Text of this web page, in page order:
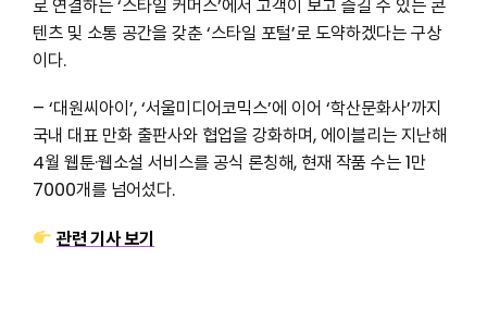
로 연결하는 ‘스타일 커머스’에서 고객이 보고 즐길 수 있는 콘
텐츠 및 소통 공간을 갖춘 ‘스타일 포털’로 도약하겠다는 구상
이다.
– ‘대원씨아이’, ‘서울미디어코믹스’에 이어 ‘학산문화사’까지
국내 대표 만화 출판사와 협업을 강화하며, 에이블리는 지난해
4월 웹툰·웹소설 서비스를 공식 론칭해, 현재 작품 수는 1만
7000개를 넘어섰다.
관련 기사 보기